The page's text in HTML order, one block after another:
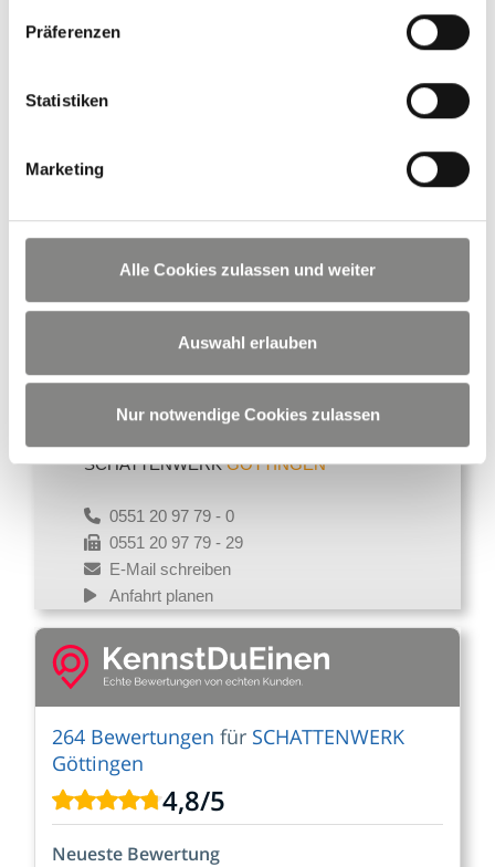
Präferenzen
Statistiken
Marketing
Alle Cookies zulassen und weiter
Auswahl erlauben
Nur notwendige Cookies zulassen
Hannover
Neueste Bewertung
Wir haben eine Pergola und eine Seitenmarkise
Datenschutzerklärung
SCHATTENWERKGÖTTINGEN
0551 20 97 79 - 0
0551 20 97 79 - 29
E-Mail schreiben
Anfahrt planen
264 Bewertungen für SCHATTENWERK
Göttingen
4,8/5
Neueste Bewertung